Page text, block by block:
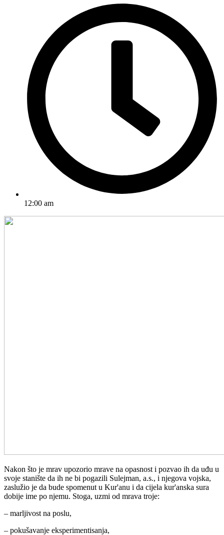
12:00 am
Nakon što je mrav upozorio mrave na opasnost i pozvao ih da uđu u
svoje stanište da ih ne bi pogazili Sulejman, a.s., i njegova vojska,
zaslužio je da bude spomenut u Kur'anu i da cijela kur'anska sura
dobije ime po njemu. Stoga, uzmi od mrava troje:
– marljivost na poslu,
– pokušavanje eksperimentisanja,